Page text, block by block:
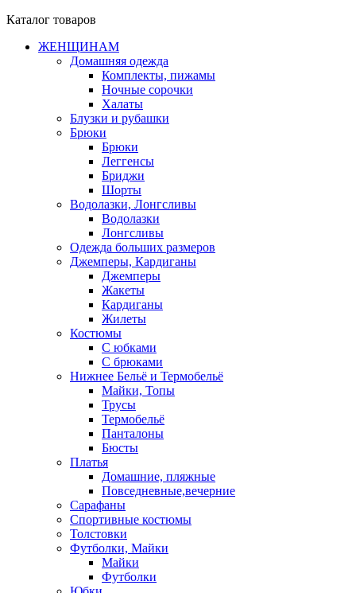
Каталог товаров
ЖЕНЩИНАМ
Домашняя одежда
Комплекты, пижамы
Ночные сорочки
Халаты
Блузки и рубашки
Брюки
Брюки
Леггенсы
Бриджи
Шорты
Водолазки, Лонгсливы
Водолазки
Лонгсливы
Одежда больших размеров
Джемперы, Кардиганы
Джемперы
Жакеты
Кардиганы
Жилеты
Костюмы
С юбками
С брюками
Нижнее Бельё и Термобельё
Майки, Топы
Трусы
Термобельё
Панталоны
Бюсты
Платья
Домашние, пляжные
Повседневные,вечерние
Сарафаны
Спортивные костюмы
Толстовки
Футболки, Майки
Майки
Футболки